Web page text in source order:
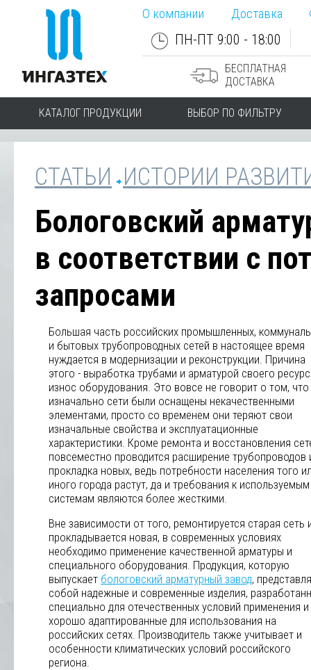
О компании Доставка
ПН-ПТ 9:00 - 18:00
БЕСПЛАТНАЯ
ДОСТАВКА
КАТАЛОГ ПРОДУКЦИИ ВЫБОР ПО ФИЛЬТРУ
СТАТЬИ ИСТОРИИ
Бологовский
в соответствии с
запросами
Большая часть российских промышленных,
и бытовых трубопроводных сетей в настоящее время
нуждается в модернизации и реконструкции. Причина
этого - выработка трубами и арматурой своего
износ оборудования. Это вовсе не говорит о том, что
изначально сети были оснащены некачественными
элементами, просто со временем они теряют свои
изначальные свойства и эксплуатационные
характеристики. Кроме ремонта и восстановления
повсеместно проводится расширение трубопроводов
прокладка новых, ведь потребности населения того
иного города растут, да и требования к используемым
системам являются более жесткими.
Вне зависимости от того, ремонтируется старая сеть
прокладывается новая, в современных условиях
необходимо применение качественной арматуры и
специального оборудования. Продукция, которую
выпускает бологовский арматурный завод,
собой надежные и современные изделия,
специально для отечественных условий применения и
хорошо адаптированные для использования на
российских сетях. Производитель также учитывает и
особенности климатических условий российского
региона.